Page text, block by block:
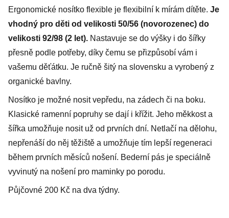
Ergonomické nosítko flexible je flexibilní k mírám dítěte. Je
vhodný pro děti od velikosti 50/56 (novorozenec) do
velikosti 92/98 (2 let). Nastavuje se do výšky i do šířky
přesně podle potřeby, díky čemu se přizpůsobí vám i
vašemu děťátku. Je ručně šitý na slovensku a vyrobený z
organické bavlny.
Nosítko je možné nosit vepředu, na zádech či na boku.
Klasické ramenní popruhy se dají i křížit. Jeho měkkost a
šířka umožňuje nosit už od prvních dní. Netlačí na dělohu,
nepřenáší do něj těžiště a umožňuje tím lepší regeneraci
během prvních měsíců nošení. Bederní pás je speciálně
vyvinutý na nošení pro maminky po porodu.
Půjčovné 200 Kč na dva týdny.